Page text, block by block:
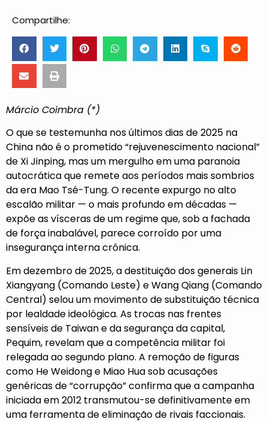
Compartilhe:
Márcio Coimbra (*)
O que se testemunha nos últimos dias de 2025 na
China não é o prometido “rejuvenescimento nacional”
de Xi Jinping, mas um mergulho em uma paranoia
autocrática que remete aos períodos mais sombrios
da era Mao Tsé-Tung. O recente expurgo no alto
escalão militar — o mais profundo em décadas —
expõe as vísceras de um regime que, sob a fachada
de força inabalável, parece corroído por uma
insegurança interna crônica.
Em dezembro de 2025, a destituição dos generais Lin
Xiangyang (Comando Leste) e Wang Qiang (Comando
Central) selou um movimento de substituição técnica
por lealdade ideológica. As trocas nas frentes
sensíveis de Taiwan e da segurança da capital,
Pequim, revelam que a competência militar foi
relegada ao segundo plano. A remoção de figuras
como He Weidong e Miao Hua sob acusações
genéricas de “corrupção” confirma que a campanha
iniciada em 2012 transmutou-se definitivamente em
uma ferramenta de eliminação de rivais faccionais.